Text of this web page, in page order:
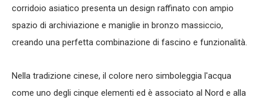
corridoio asiatico presenta un design raffinato con ampio
spazio di archiviazione e maniglie in bronzo massiccio,
creando una perfetta combinazione di fascino e funzionalità.
Nella tradizione cinese, il colore nero simboleggia l'acqua
come uno degli cinque elementi ed è associato al Nord e alla